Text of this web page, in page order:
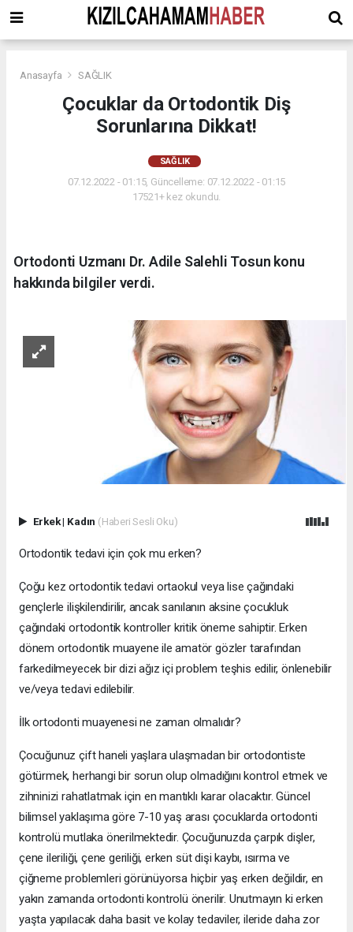
Anasayfa SAĞLIK
Çocuklar da Ortodontik Diş
Sorunlarına Dikkat!
SAĞLIK
07.12.2022 - 01:15, Güncelleme: 07.12.2022 - 01:15
17521+ kez okundu.
Ortodonti Uzmanı Dr. Adile Salehli Tosun konu
hakkında bilgiler verdi.
Erkek| Kadın (Haberi Sesli Oku)
Ortodontik tedavi için çok mu erken?
Çoğu kez ortodontik tedavi ortaokul veya lise çağındaki
gençlerle ilişkilendirilir, ancak sanılanın aksine çocukluk
çağındaki ortodontik kontroller kritik öneme sahiptir. Erken
dönem ortodontik muayene ile amatör gözler tarafından
farkedilmeyecek bir dizi ağız içi problem teşhis edilir, önlenebilir
ve/veya tedavi edilebilir.
İlk ortodonti muayenesi ne zaman olmalıdır?
Çocuğunuz çift haneli yaşlara ulaşmadan bir ortodontiste
götürmek, herhangi bir sorun olup olmadığını kontrol etmek ve
zihninizi rahatlatmak için en mantıklı karar olacaktır. Güncel
bilimsel yaklaşıma göre 7-10 yaş arası çocuklarda ortodonti
kontrolü mutlaka önerilmektedir. Çocuğunuzda çarpık dişler,
çene ileriliği, çene geriliği, erken süt dişi kaybı, ısırma ve
çiğneme problemleri görünüyorsa hiçbir yaş erken değildir, en
yakın zamanda ortodonti kontrolü önerilir. Unutmayın ki erken
yaşta yapılacak daha basit ve kolay tedaviler, ileride daha zor